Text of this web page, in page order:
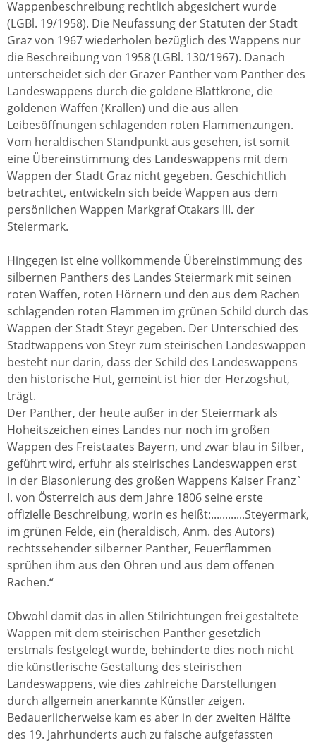
Wappenbeschreibung rechtlich abgesichert wurde
(LGBl. 19/1958). Die Neufassung der Statuten der Stadt
Graz von 1967 wiederholen bezüglich des Wappens nur
die Beschreibung von 1958 (LGBl. 130/1967). Danach
unterscheidet sich der Grazer Panther vom Panther des
Landeswappens durch die goldene Blattkrone, die
goldenen Waffen (Krallen) und die aus allen
Leibesöffnungen schlagenden roten Flammenzungen.
Vom heraldischen Standpunkt aus gesehen, ist somit
eine Übereinstimmung des Landeswappens mit dem
Wappen der Stadt Graz nicht gegeben. Geschichtlich
betrachtet, entwickeln sich beide Wappen aus dem
persönlichen Wappen Markgraf Otakars III. der
Steiermark.
Hingegen ist eine vollkommende Übereinstimmung des
silbernen Panthers des Landes Steiermark mit seinen
roten Waffen, roten Hörnern und den aus dem Rachen
schlagenden roten Flammen im grünen Schild durch das
Wappen der Stadt Steyr gegeben. Der Unterschied des
Stadtwappens von Steyr zum steirischen Landeswappen
besteht nur darin, dass der Schild des Landeswappens
den historische Hut, gemeint ist hier der Herzogshut,
trägt.
Der Panther, der heute außer in der Steiermark als
Hoheitszeichen eines Landes nur noch im großen
Wappen des Freistaates Bayern, und zwar blau in Silber,
geführt wird, erfuhr als steirisches Landeswappen erst
in der Blasonierung des großen Wappens Kaiser Franz`
I. von Österreich aus dem Jahre 1806 seine erste
offizielle Beschreibung, worin es heißt:............Steyermark,
im grünen Felde, ein (heraldisch, Anm. des Autors)
rechtssehender silberner Panther, Feuerflammen
sprühen ihm aus den Ohren und aus dem offenen
Rachen.“
Obwohl damit das in allen Stilrichtungen frei gestaltete
Wappen mit dem steirischen Panther gesetzlich
erstmals festgelegt wurde, behinderte dies noch nicht
die künstlerische Gestaltung des steirischen
Landeswappens, wie dies zahlreiche Darstellungen
durch allgemein anerkannte Künstler zeigen.
Bedauerlicherweise kam es aber in der zweiten Hälfte
des 19. Jahrhunderts auch zu falsche aufgefassten